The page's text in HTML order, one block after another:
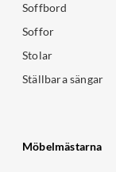
Soffbord
Soffor
Stolar
Ställbara sängar
Möbelmästarna